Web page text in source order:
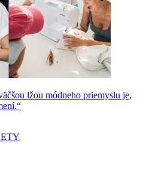
lžou módneho priemyslu je,